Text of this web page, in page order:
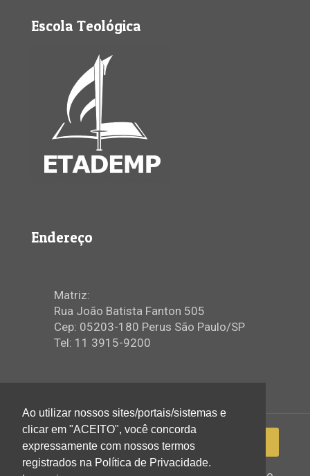
Escola Teológica
Endereço
Matriz:
Rua João Batista Fanton 505
Cep: 05203-180 Perus São Paulo/SP
Tel: 11 3915-9200
Ao utilizar nossos sites/portais/sistemas e
clicar em "ACEITO", você concorda
expressamente com nossos termos
registrados na Política de Privacidade.